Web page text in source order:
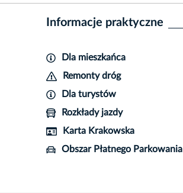
Informacje praktyczne
Dla mieszkańca
Remonty dróg
Dla turystów
Rozkłady jazdy
Karta Krakowska
Obszar Płatnego Parkowania